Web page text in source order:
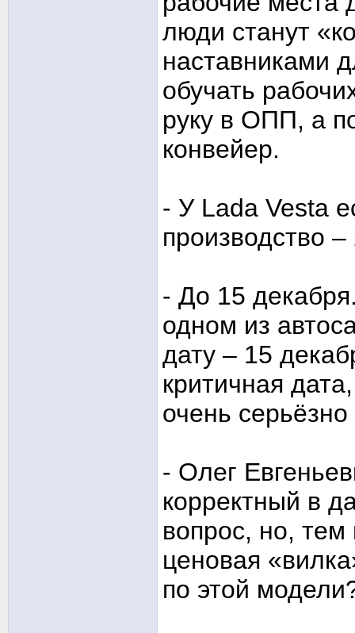
люди станут
наставниками
обучать
руку в ОПП, а
конвейер.
- У Lada Vesta
производство
- До 15
одном из
дату – 15
критичная
очень
- Олег
корректный в
вопрос, но,
ценовая
по этой